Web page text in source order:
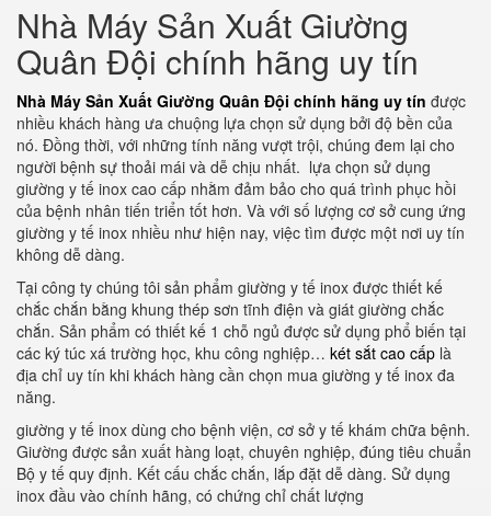
Nhà Máy Sản Xuất Giường
Quân Đội chính hãng uy tín
Nhà Máy Sản Xuất Giường Quân Đội chính hãng uy tín được
nhiều khách hàng ưa chuộng lựa chọn sử dụng bởi độ bền của
nó. Đồng thời, với những tính năng vượt trội, chúng đem lại cho
người bệnh sự thoải mái và dễ chịu nhất. lựa chọn sử dụng
giường y tế inox cao cấp nhằm đảm bảo cho quá trình phục hồi
của bệnh nhân tiến triển tốt hơn. Và với số lượng cơ sở cung ứng
giường y tế inox nhiều như hiện nay, việc tìm được một nơi uy tín
không dễ dàng.
Tại công ty chúng tôi sản phẩm giường y tế inox được thiết kế
chắc chắn bằng khung thép sơn tĩnh điện và giát giường chắc
chắn. Sản phẩm có thiết kế 1 chỗ ngủ được sử dụng phổ biến tại
các ký túc xá trường học, khu công nghiệp… két sắt cao cấp là
địa chỉ uy tín khi khách hàng cần chọn mua giường y tế inox đa
năng.
giường y tế inox dùng cho bệnh viện, cơ sở y tế khám chữa bệnh.
Giường được sản xuất hàng loạt, chuyên nghiệp, đúng tiêu chuẩn
Bộ y tế quy định. Kết cấu chắc chắn, lắp đặt dễ dàng. Sử dụng
inox đầu vào chính hãng, có chứng chỉ chất lượng